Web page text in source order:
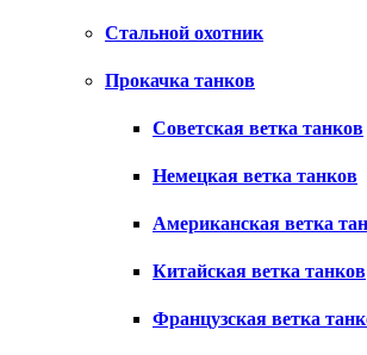
Стальной охотник
Прокачка танков
Советская ветка танков
Немецкая ветка танков
Американская ветка
Китайская ветка танков
Французская ветка